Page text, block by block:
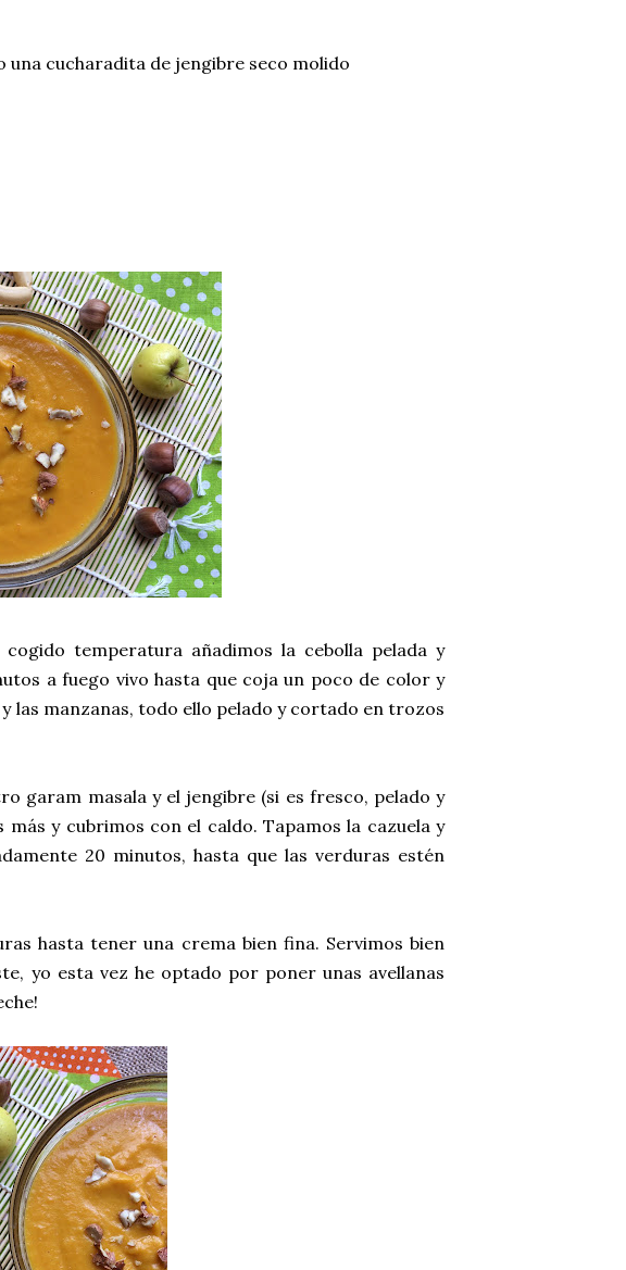
cucharadita de jengibre seco molido
temperatura añadimos la cebolla pelada y
a fuego vivo hasta que coja un poco de color y
las manzanas, todo ello pelado y cortado en trozos
garam masala y el jengibre (si es fresco, pelado y
y cubrimos con el caldo. Tapamos la cazuela y
20 minutos, hasta que las verduras estén
hasta tener una crema bien fina. Servimos bien
yo esta vez he optado por poner unas avellanas